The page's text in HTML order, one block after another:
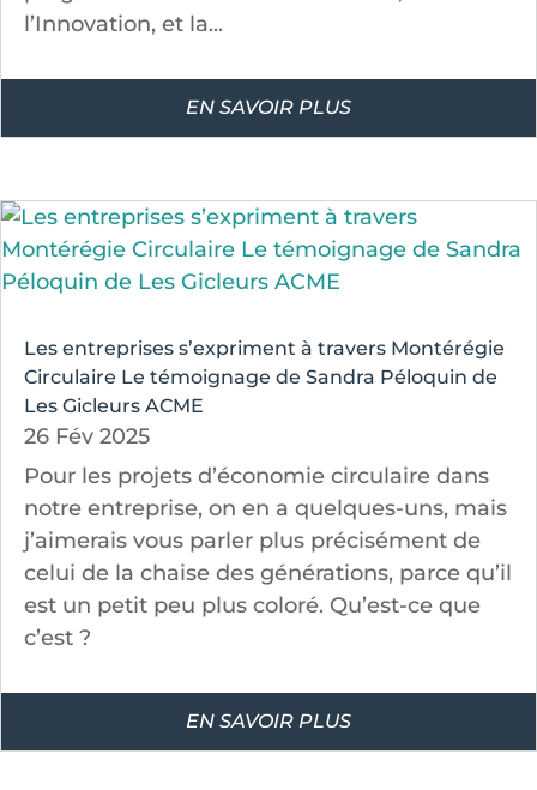
l’Innovation, et la...
EN SAVOIR PLUS
Les entreprises s’expriment à travers Montérégie
Circulaire Le témoignage de Sandra Péloquin de
Les Gicleurs ACME
26 Fév 2025
Pour les projets d’économie circulaire dans
notre entreprise, on en a quelques-uns, mais
j’aimerais vous parler plus précisément de
celui de la chaise des générations, parce qu’il
est un petit peu plus coloré. Qu’est-ce que
c’est ?
EN SAVOIR PLUS